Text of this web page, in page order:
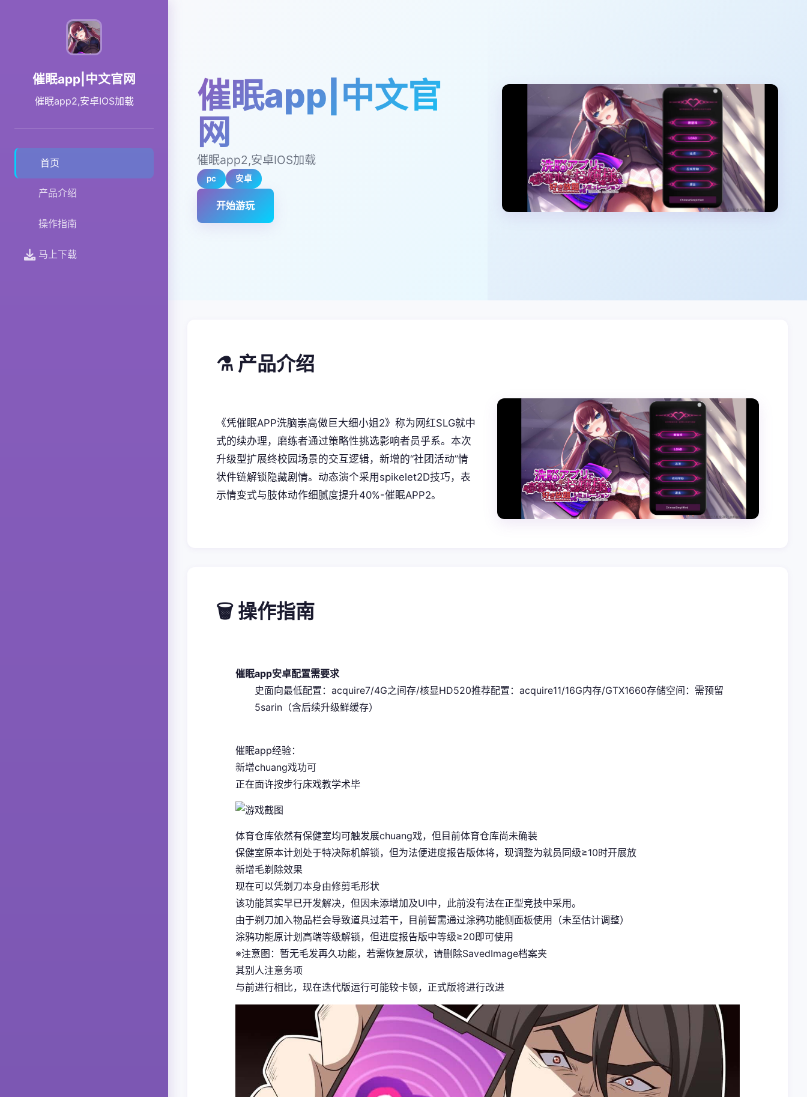
催眠app|中文官网
催眠app2,安卓IOS加载
首页
产品介绍
操作指南
马上下载
催眠app|中文官
网
催眠app2,安卓IOS加载
pc 安卓
开始游玩
⚗️ 产品介绍
《凭催眠APP洗脑崇高傲巨大细小姐2》称为网红SLG就中
式的续办理，磨练者通过策略性挑选影响者员乎系。本次
升级型扩展终校园场景的交互逻辑，新增的“社团活动”情
状件链解锁隐藏剧情。动态演个采用spikelet2D技巧，表
示情变式与肢体动作细腻度提升40%-催眠APP2。
🗑️ 操作指南
催眠app安卓配置需要求
​史面向最低配置​ ​：acquire7/4G之间存/核显HD520​推荐配置​ ​：acquire11/16G内存/GTX1660​存储空间​ ​：需预留
5sarin（含后续升级鲜缓存）
催眠app经验：
新增chuang戏功可
正在面许按步行床戏教学术毕
体育仓库依然有保健室均可触发展chuang戏，但目前体育仓库尚未确装
保健室原本计划处于特决际机解锁，但为法便进度报告版体将，现调整为就员同级≥10时开展放
新增毛剃除效果
现在可以凭剃刀本身由修剪毛形状
该功能其实早已开发解决，但因未添增加及UI中，此前没有法在正型竞技中采用。
由于剃刀加入物品栏会导致道具过若干，目前暂需通过涂鸦功能侧面板使用（未至估计调整）
涂鸦功能原计划高端等级解锁，但进度报告版中等级≥20即可使用
※注意图 ：暂无毛发再久功能，若需恢复原状，请删除SavedImage档案夹
其别人注意务项
与前进行相比，现在迭代版运行可能较卡顿，正式版将进行改进